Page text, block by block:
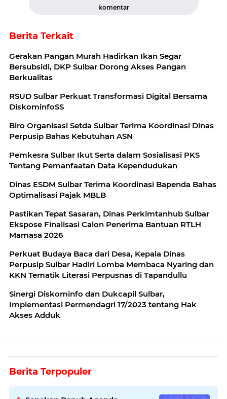
komentar
Berita Terkait
Gerakan Pangan Murah Hadirkan Ikan Segar
Bersubsidi, DKP Sulbar Dorong Akses Pangan
Berkualitas
RSUD Sulbar Perkuat Transformasi Digital Bersama
DiskominfoSS
Biro Organisasi Setda Sulbar Terima Koordinasi Dinas
Perpusip Bahas Kebutuhan ASN
Pemkesra Sulbar Ikut Serta dalam Sosialisasi PKS
Tentang Pemanfaatan Data Kependudukan
Dinas ESDM Sulbar Terima Koordinasi Bapenda Bahas
Optimalisasi Pajak MBLB
Pastikan Tepat Sasaran, Dinas Perkimtanhub Sulbar
Ekspose Finalisasi Calon Penerima Bantuan RTLH
Mamasa 2026
Perkuat Budaya Baca dari Desa, Kepala Dinas
Perpusip Sulbar Hadiri Lomba Membaca Nyaring dan
KKN Tematik Literasi Perpusnas di Tapandullu
Sinergi Diskominfo dan Dukcapil Sulbar,
Implementasi Permendagri 17/2023 tentang Hak
Akses Adduk
Berita Terpopuler